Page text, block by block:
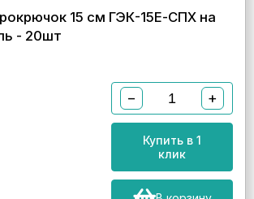
15 см ГЭК-15Е-СПХ на
- 20шт
− +
Купить в 1
клик